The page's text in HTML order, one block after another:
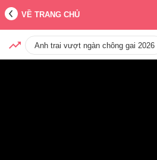
VỀ TRANG CHỦ
Anh trai vượt ngàn chông gai 2026